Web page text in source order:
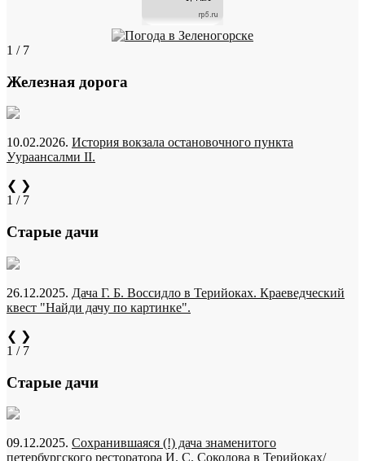
1 / 7
Железная дорога
10.02.2026. История вокзала остановочного пункта
Уураансалми II.
❮ ❯
1 / 7
Старые дачи
26.12.2025. Дача Г. Б. Воссидло в Терийоках. Краеведческий
квест "Найди дачу по картинке".
❮ ❯
1 / 7
Старые дачи
09.12.2025. Сохранившаяся (!) дача знаменитого
петербургского ресторатора И. С. Соколова в Терийоках/